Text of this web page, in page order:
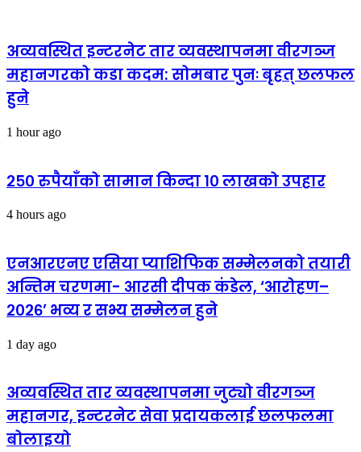
अव्यवस्थित इन्टरनेट तार व्यवस्थापनमा वीरगञ्ज
महानगरको कडा कदम: सोमबार पुनः बृहत् छलफल
हुने
1 hour ago
२५० रुपैयाँको सामान किन्दा १० लाखको उपहार
4 hours ago
एनआरएनए एसिया प्याशिफिक सम्मेलनको तयारी
अन्तिम चरणमा- आरसी दीपक कंडेल, ‘आरोहण–
२०२६’ भव्य र सभ्य सम्मेलन हुने
1 day ago
अव्यवस्थित तार व्यवस्थापनमा जुट्यो वीरगञ्ज
महानगर, इन्टरनेट सेवा प्रदायकलाई छलफलमा
बोलाइयो